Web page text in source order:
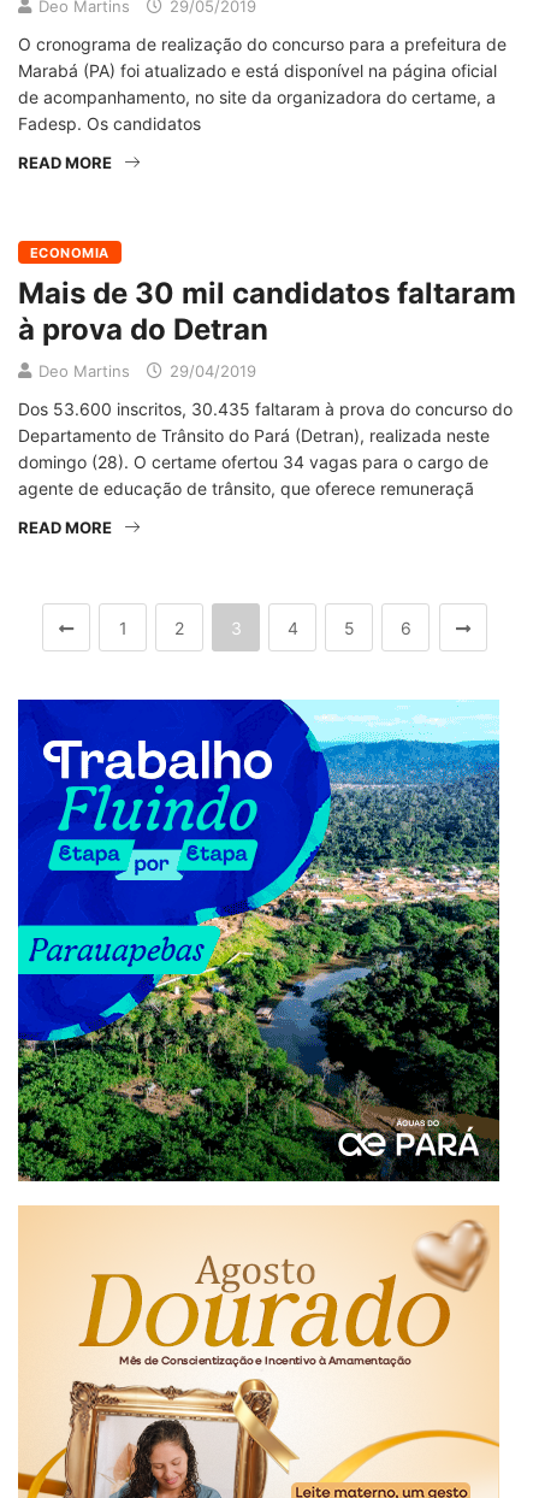
Deo Martins 29/05/2019
O cronograma de realização do concurso para a prefeitura de
Marabá (PA) foi atualizado e está disponível na página oficial
de acompanhamento, no site da organizadora do certame, a
Fadesp. Os candidatos
READ MORE
ECONOMIA
Mais de 30 mil candidatos faltaram
à prova do Detran
Deo Martins 29/04/2019
Dos 53.600 inscritos, 30.435 faltaram à prova do concurso do
Departamento de Trânsito do Pará (Detran), realizada neste
domingo (28). O certame ofertou 34 vagas para o cargo de
agente de educação de trânsito, que oferece remuneraçã
READ MORE
1 2 3 4 5 6